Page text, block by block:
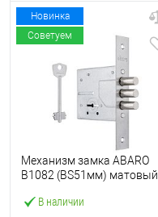
Новинка
Советуем
В наличии
Механизм замка ABARO
B1082 (BS51мм) матовый